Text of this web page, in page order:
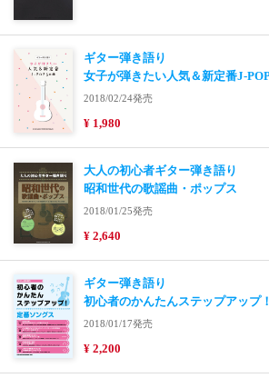
ギター弾き語り
女子が弾きたい人気＆新定番J-
2018/02/24発売
¥ 1,980
大人の初心者ギター弾き語り
昭和世代の歌謡曲・ポップス
2018/01/25発売
¥ 2,640
ギター弾き語り
初心者のかんたんステップアップ
2018/01/17発売
¥ 2,200